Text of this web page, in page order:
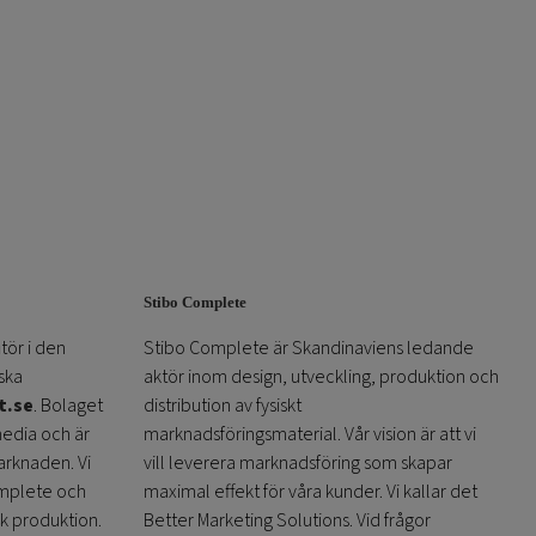
i den
. Bolaget
och är
Vi
och
produktion.
Stibo Complete
Stibo Complete är Skandinaviens ledande
aktör inom design, utveckling, produktion och
distribution av fysiskt
marknadsföringsmaterial. Vår vision är att vi
vill leverera marknadsföring som skapar
maximal effekt för våra kunder. Vi kallar det
Better Marketing Solutions. Vid frågor